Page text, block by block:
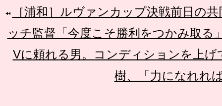
［浦和］ルヴァンカップ決戦前日の
ッチ監督「今度こそ勝利をつかみ取る
Vに頼れる男。コンディションを上げ
樹、「力になれれ